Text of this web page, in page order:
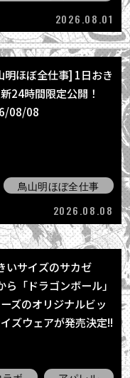
2026.08.01
明ほぼ全仕事] 1日おき
24時間限定公開！
08/08
鳥山明ほぼ全仕事
2026.08.08
いサイズのサカゼ
ら「ドラゴンボール」
ズのオリジナルビッ
ズウェアが発売決定!!